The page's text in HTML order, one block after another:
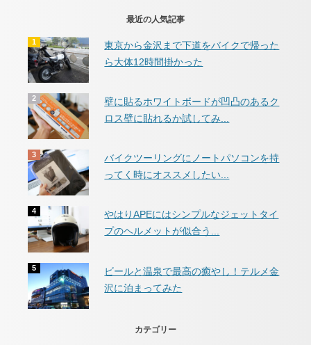
最近の人気記事
東京から金沢まで下道をバイクで帰った
ら大体12時間掛かった
壁に貼るホワイトボードが凹凸のあるク
ロス壁に貼れるか試してみ...
バイクツーリングにノートパソコンを持
ってく時にオススメしたい...
やはりAPEにはシンプルなジェットタイ
プのヘルメットが似合う...
ビールと温泉で最高の癒やし！テルメ金
沢に泊まってみた
カテゴリー